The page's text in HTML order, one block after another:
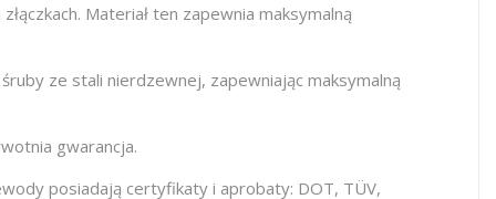
Materiał ten zapewnia maksymalną
ze stali nierdzewnej, zapewniając maksymalną
gwarancja.
posiadają certyfikaty i aprobaty: DOT, TÜV,